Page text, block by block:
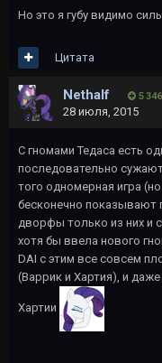
Но это я губу видимо
Цитата
Nethalf 5 346
28 июля, 2015
С гномами Тедаса есть
последовательно
того одномерная игра
бесконечно показывают
дворфы только из них и
хотя бы ввела нового
DAI с этим все совсем
(Варрик и Хартия), и
Хартии